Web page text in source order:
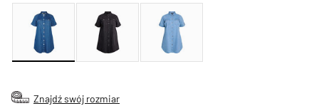
Znajdź swój rozmiar